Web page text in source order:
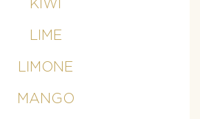
KIWI
LIME
LIMONE
MANGO